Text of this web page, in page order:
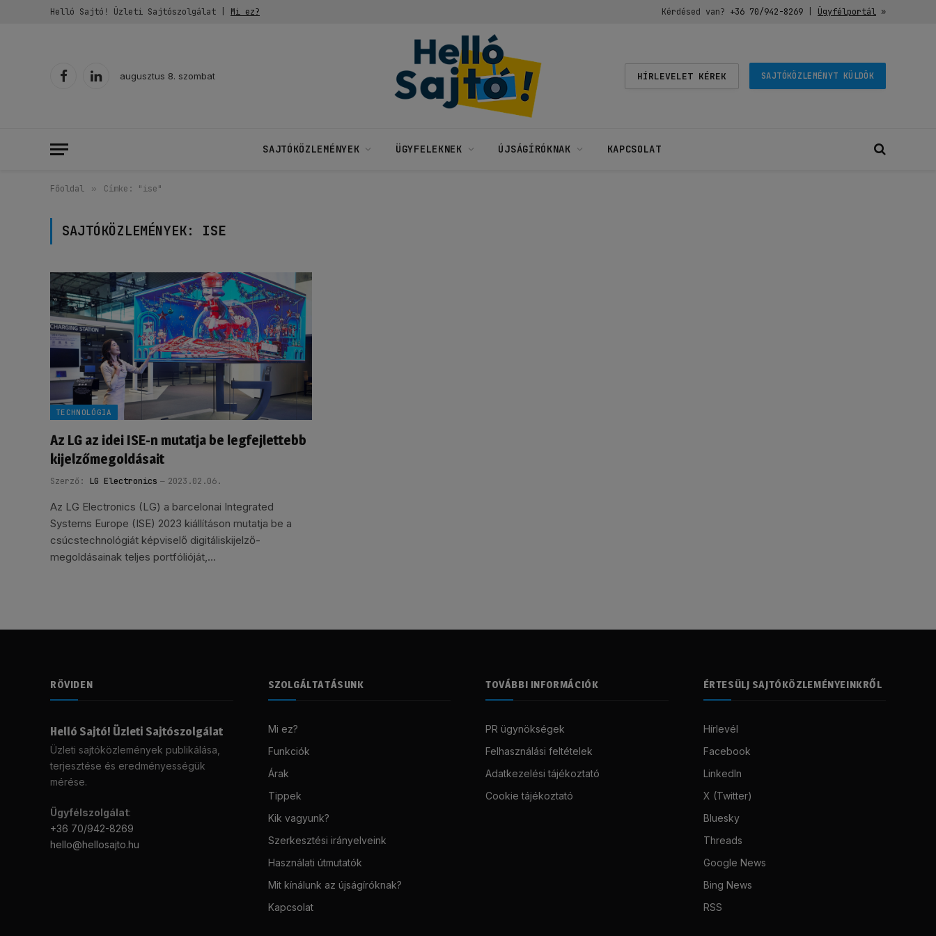
Helló Sajtó! Üzleti Sajtószolgálat | Mi ez? Kérdésed van? +36 70/942-8269| Ügyfélportál»
FacebookLinkedIn
augusztus 8. szombat HÍRLEVELET KÉREK SAJTÓKÖZLEMÉNYT KÜLDÖK
SAJTÓKÖZLEMÉNYEK ÜGYFELEKNEK ÚJSÁGÍRÓKNAK KAPCSOLAT
Főoldal » Címke: "ise"
SAJTÓKÖZLEMÉNYEK: ISE
TECHNOLÓGIA
Az LG az idei ISE-n mutatja be legfejlettebb
kijelzőmegoldásait
Szerző: LG Electronics 2023.02.06.
Az LG Electronics (LG) a barcelonai Integrated
Systems Europe (ISE) 2023 kiállításon mutatja be a
csúcstechnológiát képviselő digitáliskijelző-
megoldásainak teljes portfólióját,…
RÖVIDEN
Helló Sajtó! Üzleti Sajtószolgálat
Üzleti sajtóközlemények publikálása,
terjesztése és eredményességük
mérése.
Ügyfélszolgálat:
+36 70/942-8269
hello@hellosajto.hu
SZOLGÁLTATÁSUNK
Mi ez?
Funkciók
Árak
Tippek
Kik vagyunk?
Szerkesztési irányelveink
Használati útmutatók
Mit kínálunk az újságíróknak?
Kapcsolat
TOVÁBBI INFORMÁCIÓK
PR ügynökségek
Felhasználási feltételek
Adatkezelési tájékoztató
Cookie tájékoztató
ÉRTESÜLJ SAJTÓKÖZLEMÉNYEINKRŐL
Hírlevél
Facebook
LinkedIn
X (Twitter)
Bluesky
Threads
Google News
Bing News
RSS